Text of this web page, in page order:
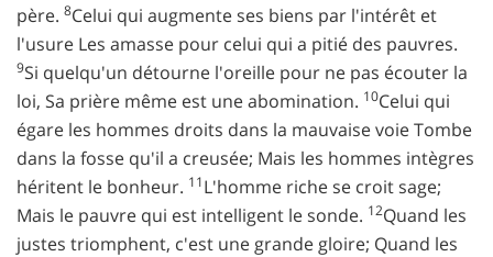
père. 8Celui qui augmente ses biens par l'intérêt et
l'usure Les amasse pour celui qui a pitié des pauvres.
9Si quelqu'un détourne l'oreille pour ne pas écouter la
loi, Sa prière même est une abomination. 10Celui qui
égare les hommes droits dans la mauvaise voie Tombe
dans la fosse qu'il a creusée; Mais les hommes intègres
héritent le bonheur. 11L'homme riche se croit sage;
Mais le pauvre qui est intelligent le sonde. 12Quand les
justes triomphent, c'est une grande gloire; Quand les